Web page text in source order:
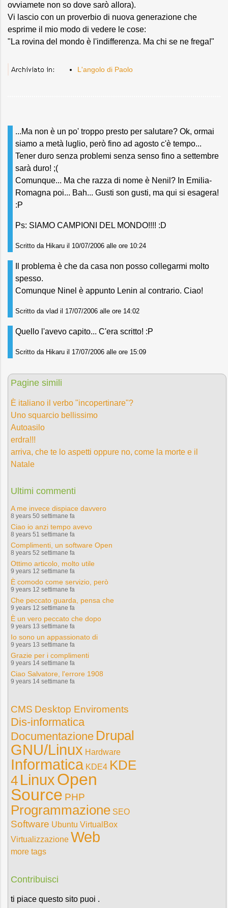
ovviamete non so dove sarò allora).
Vi lascio con un proverbio di nuova generazione che
esprime il mio modo di vedere le cose:
"La rovina del mondo è l'indifferenza. Ma chi se ne frega!"
L'angolo di Paolo
...Ma non è un po' troppo presto per salutare? Ok, ormai
siamo a metà luglio, però fino ad agosto c'è tempo...
Tener duro senza problemi senza senso fino a settembre
sarà duro! ;(
Comunque... Ma che razza di nome è Nenil? In Emilia-
Romagna poi... Bah... Gusti son gusti, ma qui si esagera!
:P
Ps: SIAMO CAMPIONI DEL MONDO!!!! :D
Scritto da Hikaru il 10/07/2006 alle ore 10:24
Il problema è che da casa non posso collegarmi molto
spesso.
Comunque Ninel è appunto Lenin al contrario. Ciao!
Scritto da vlad il 17/07/2006 alle ore 14:02
Quello l'avevo capito... C'era scritto! :P
Scritto da Hikaru il 17/07/2006 alle ore 15:09
Pagine simili
È italiano il verbo "incopertinare"?
Uno squarcio bellissimo
Autoasilo
erdra!!!
arriva, che te lo aspetti oppure no, come la morte e il
Natale
Ultimi commenti
A me invece dispiace davvero
8 years 50 settimane fa
Ciao io anzi tempo avevo
8 years 51 settimane fa
Complimenti, un software Open
8 years 52 settimane fa
Ottimo articolo, molto utile
9 years 12 settimane fa
È comodo come servizio, però
9 years 12 settimane fa
Che peccato guarda, pensa che
9 years 12 settimane fa
È un vero peccato che dopo
9 years 13 settimane fa
Io sono un appassionato di
9 years 13 settimane fa
Grazie per i complimenti
9 years 14 settimane fa
Ciao Salvatore, l'errore 1908
9 years 14 settimane fa
CMS Desktop Enviroments
Dis-informatica
Documentazione Drupal
GNU/Linux Hardware
Informatica KDE4 KDE
4 LinuxOpen
Source PHP
Programmazione SEO
Software Ubuntu VirtualBox
Virtualizzazione Web
more tags
Contribuisci
ti piace questo sito puoi .